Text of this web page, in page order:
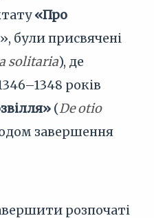
«Про
були присвячені
solitaria), де
років
(De otio
завершення
розпочаті